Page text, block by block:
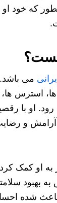
که خود او
می
استرس ها،
او با
و
به او کمک
بهبود
شده